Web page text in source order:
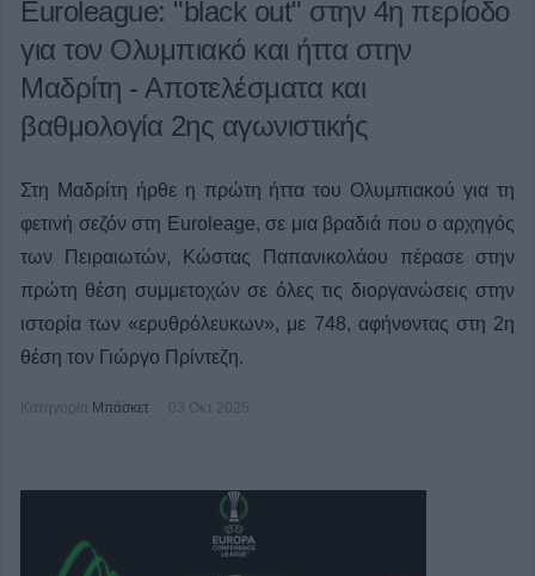
Euroleague: "black out" στην 4η περίοδο
για τον Ολυμπιακό και ήττα στην
Μαδρίτη - Αποτελέσματα και
βαθμολογία 2ης αγωνιστικής
Στη Μαδρίτη ήρθε η πρώτη ήττα του Ολυμπιακού για τη
φετινή σεζόν στη Euroleage, σε μια βραδιά που ο αρχηγός
των Πειραιωτών, Κώστας Παπανικολάου πέρασε στην
πρώτη θέση συμμετοχών σε όλες τις διοργανώσεις στην
ιστορία των «ερυθρόλευκων», με 748, αφήνοντας στη 2η
θέση τον Γιώργο Πρίντεζη.
Κατηγορία Μπάσκετ 03 Οκτ 2025